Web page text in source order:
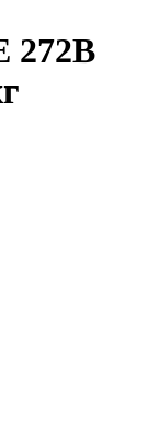
272B